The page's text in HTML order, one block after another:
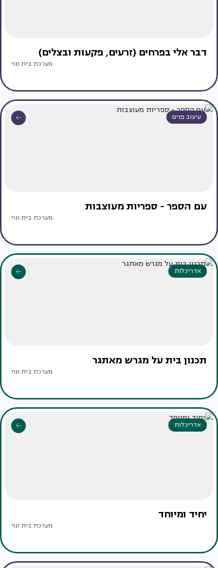
דבר אלי בפרחים (זרעים, פקעות ובצלים)
מערכת בית ונוי
עיצוב פנים
עם הספר - ספריות מעוצבות
מערכת בית ונוי
אדריכלות
תכנון בית על מגרש מאתגר
מערכת בית ונוי
אדריכלות
יחיד ומיוחד
מערכת בית ונוי